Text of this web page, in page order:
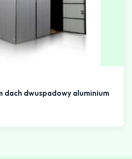
dach dwuspadowy aluminium